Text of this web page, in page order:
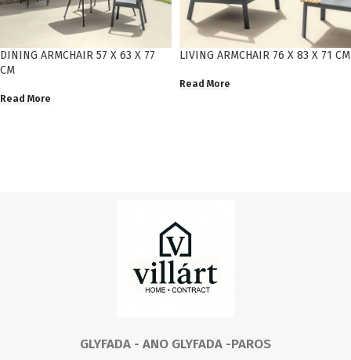
DINING ARMCHAIR 57 X 63 X 77
CM
Read More
LIVING ARMCHAIR 76 X 83 X 71 CM
Read More
GLYFADA - ANO GLYFADA -PAROS